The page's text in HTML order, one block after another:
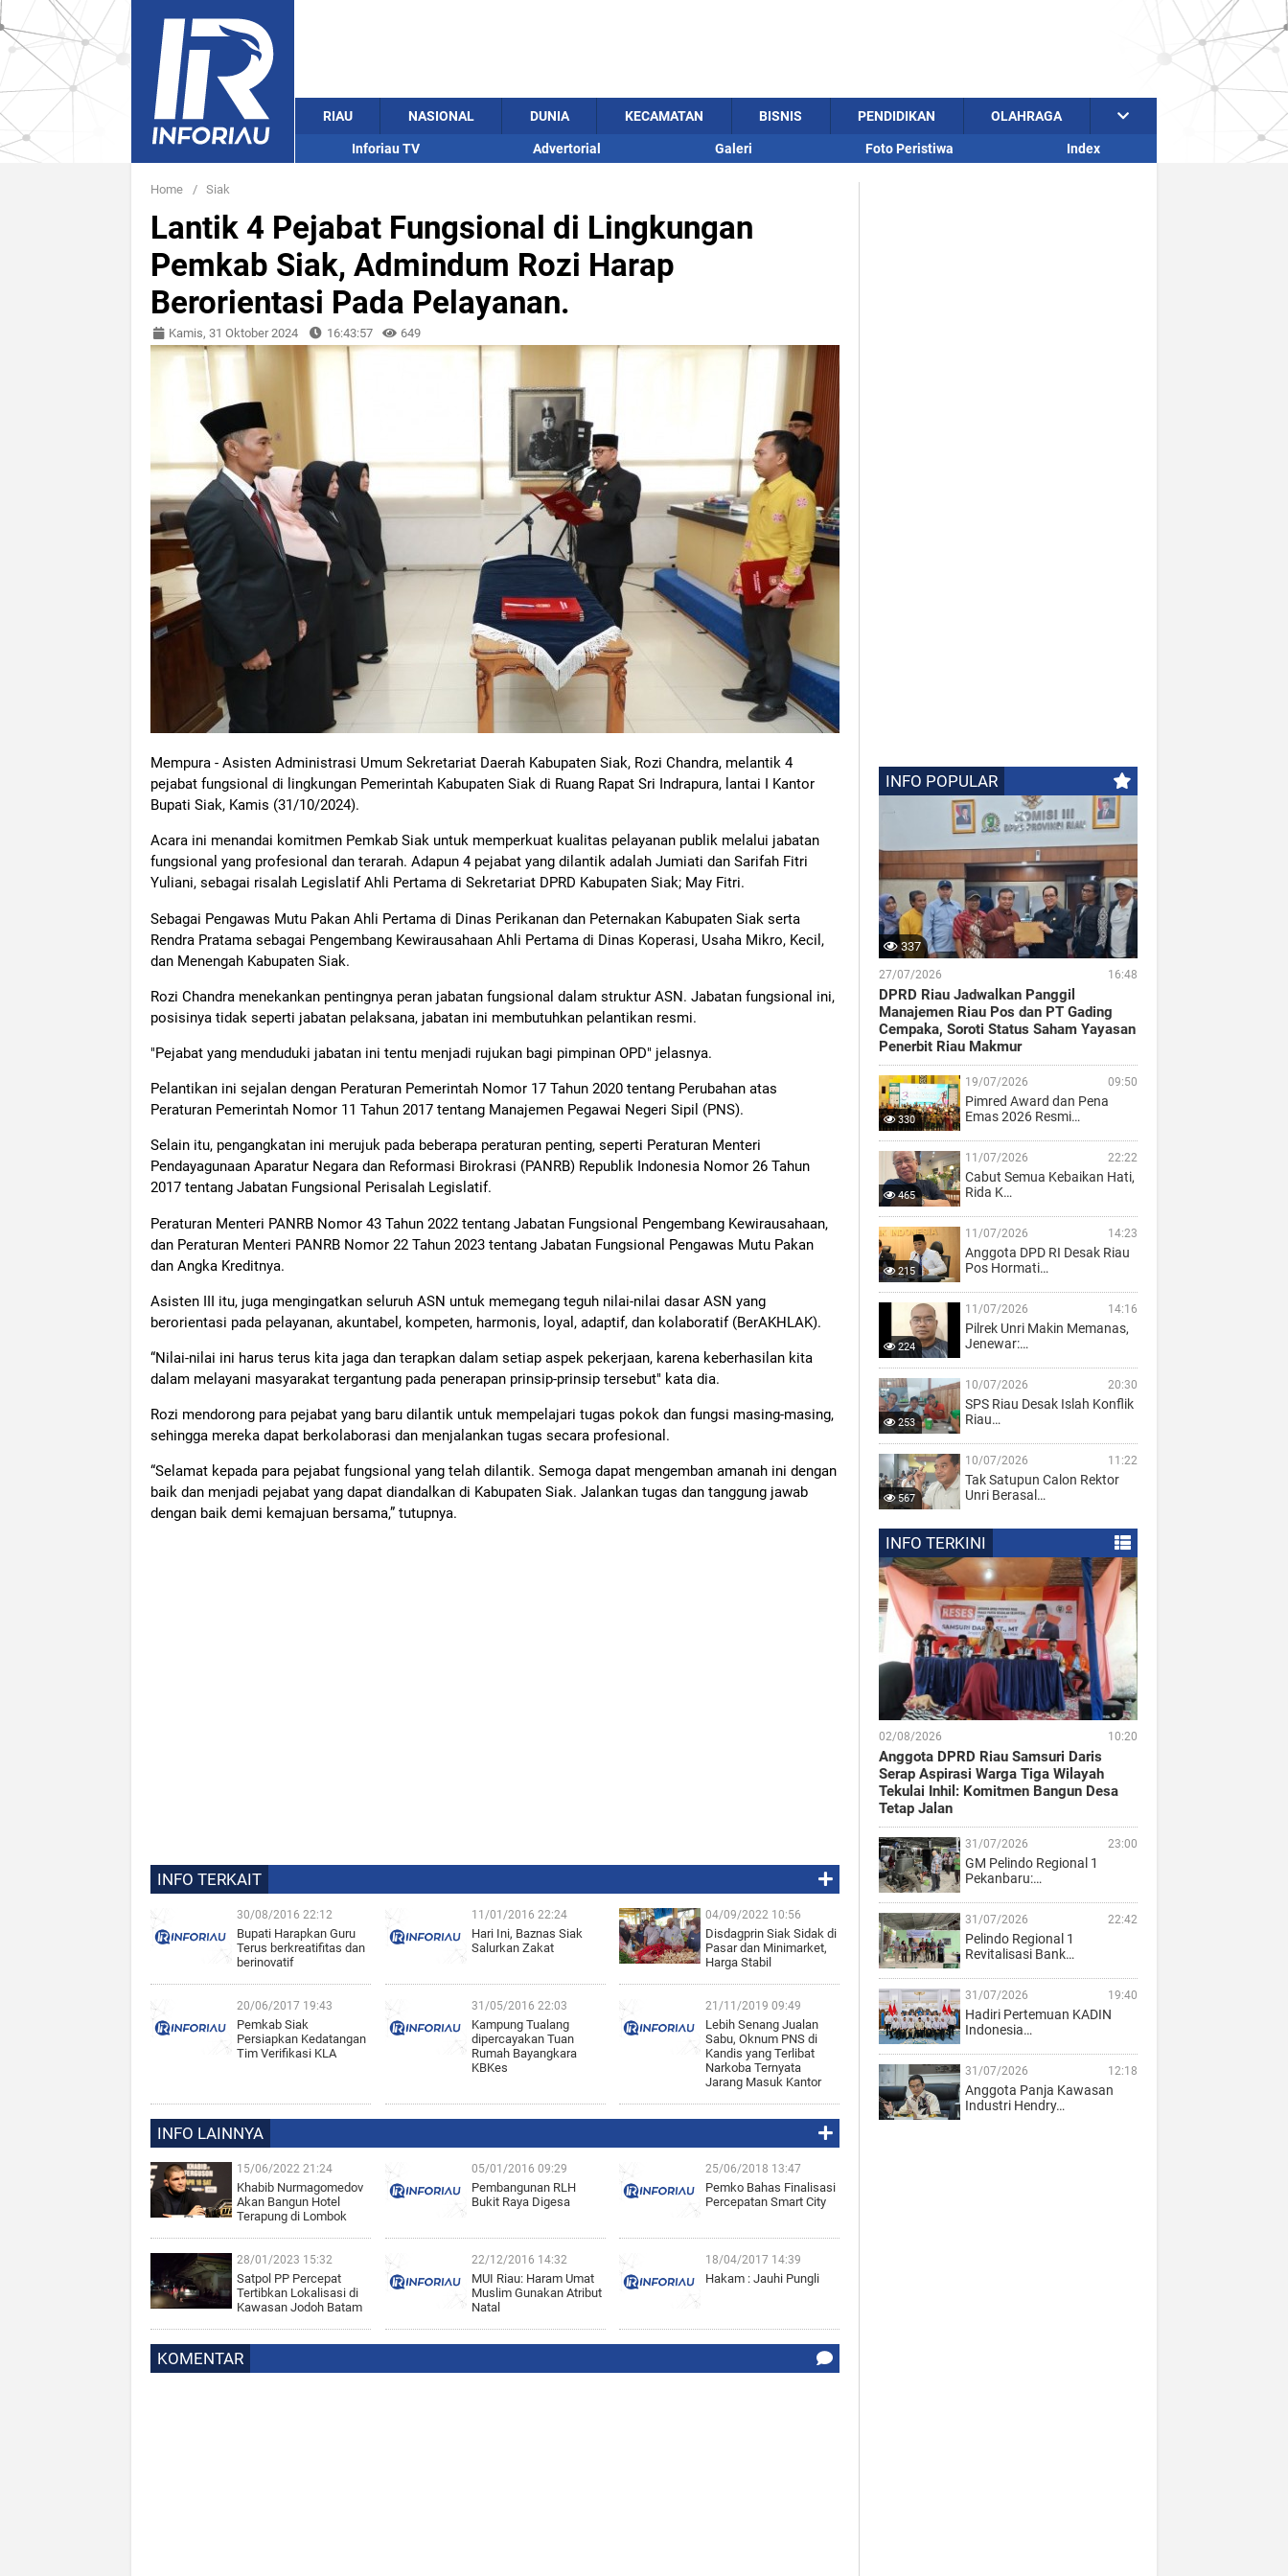
RIAU NASIONAL DUNIA KECAMATAN BISNIS PENDIDIKAN OLAHRAGA
Inforiau TV Advertorial Galeri Foto Peristiwa Index
Home / Siak
Lantik 4 Pejabat Fungsional di Lingkungan
Pemkab Siak, Admindum Rozi Harap
Berorientasi Pada Pelayanan.
Kamis, 31 Oktober 2024 16:43:57 649
Mempura - Asisten Administrasi Umum Sekretariat Daerah Kabupaten Siak, Rozi Chandra, melantik 4
pejabat fungsional di lingkungan Pemerintah Kabupaten Siak di Ruang Rapat Sri Indrapura, lantai I Kantor
Bupati Siak, Kamis (31/10/2024).
Acara ini menandai komitmen Pemkab Siak untuk memperkuat kualitas pelayanan publik melalui jabatan
fungsional yang profesional dan terarah. Adapun 4 pejabat yang dilantik adalah Jumiati dan Sarifah Fitri
Yuliani, sebagai risalah Legislatif Ahli Pertama di Sekretariat DPRD Kabupaten Siak; May Fitri.
Sebagai Pengawas Mutu Pakan Ahli Pertama di Dinas Perikanan dan Peternakan Kabupaten Siak serta
Rendra Pratama sebagai Pengembang Kewirausahaan Ahli Pertama di Dinas Koperasi, Usaha Mikro, Kecil,
dan Menengah Kabupaten Siak.
Rozi Chandra menekankan pentingnya peran jabatan fungsional dalam struktur ASN. Jabatan fungsional ini,
posisinya tidak seperti jabatan pelaksana, jabatan ini membutuhkan pelantikan resmi.
"Pejabat yang menduduki jabatan ini tentu menjadi rujukan bagi pimpinan OPD" jelasnya.
Pelantikan ini sejalan dengan Peraturan Pemerintah Nomor 17 Tahun 2020 tentang Perubahan atas
Peraturan Pemerintah Nomor 11 Tahun 2017 tentang Manajemen Pegawai Negeri Sipil (PNS).
Selain itu, pengangkatan ini merujuk pada beberapa peraturan penting, seperti Peraturan Menteri
Pendayagunaan Aparatur Negara dan Reformasi Birokrasi (PANRB) Republik Indonesia Nomor 26 Tahun
2017 tentang Jabatan Fungsional Perisalah Legislatif.
Peraturan Menteri PANRB Nomor 43 Tahun 2022 tentang Jabatan Fungsional Pengembang Kewirausahaan,
dan Peraturan Menteri PANRB Nomor 22 Tahun 2023 tentang Jabatan Fungsional Pengawas Mutu Pakan
dan Angka Kreditnya.
Asisten III itu, juga mengingatkan seluruh ASN untuk memegang teguh nilai-nilai dasar ASN yang
berorientasi pada pelayanan, akuntabel, kompeten, harmonis, loyal, adaptif, dan kolaboratif (BerAKHLAK).
“Nilai-nilai ini harus terus kita jaga dan terapkan dalam setiap aspek pekerjaan, karena keberhasilan kita
dalam melayani masyarakat tergantung pada penerapan prinsip-prinsip tersebut" kata dia.
Rozi mendorong para pejabat yang baru dilantik untuk mempelajari tugas pokok dan fungsi masing-masing,
sehingga mereka dapat berkolaborasi dan menjalankan tugas secara profesional.
“Selamat kepada para pejabat fungsional yang telah dilantik. Semoga dapat mengemban amanah ini dengan
baik dan menjadi pejabat yang dapat diandalkan di Kabupaten Siak. Jalankan tugas dan tanggung jawab
dengan baik demi kemajuan bersama,” tutupnya.
INFO TERKAIT
30/08/2016 22:12
Bupati Harapkan Guru
Terus berkreatifitas dan
berinovatif
11/01/2016 22:24
Hari Ini, Baznas Siak
Salurkan Zakat
04/09/2022 10:56
Disdagprin Siak Sidak di
Pasar dan Minimarket,
Harga Stabil
20/06/2017 19:43
Pemkab Siak
Persiapkan Kedatangan
Tim Verifikasi KLA
31/05/2016 22:03
Kampung Tualang
dipercayakan Tuan
Rumah Bayangkara
KBKes
21/11/2019 09:49
Lebih Senang Jualan
Sabu, Oknum PNS di
Kandis yang Terlibat
Narkoba Ternyata
Jarang Masuk Kantor
INFO LAINNYA
15/06/2022 21:24
Khabib Nurmagomedov
Akan Bangun Hotel
Terapung di Lombok
05/01/2016 09:29
Pembangunan RLH
Bukit Raya Digesa
25/06/2018 13:47
Pemko Bahas Finalisasi
Percepatan Smart City
28/01/2023 15:32
Satpol PP Percepat
Tertibkan Lokalisasi di
Kawasan Jodoh Batam
22/12/2016 14:32
MUI Riau: Haram Umat
Muslim Gunakan Atribut
Natal
18/04/2017 14:39
Hakam : Jauhi Pungli
KOMENTAR
INFO POPULAR
337
27/07/2026 16:48
DPRD Riau Jadwalkan Panggil
Manajemen Riau Pos dan PT Gading
Cempaka, Soroti Status Saham Yayasan
Penerbit Riau Makmur
330
19/07/2026 09:50
Pimred Award dan Pena
Emas 2026 Resmi…
465
11/07/2026 22:22
Cabut Semua Kebaikan Hati,
Rida K…
215
11/07/2026 14:23
Anggota DPD RI Desak Riau
Pos Hormati…
224
11/07/2026 14:16
Pilrek Unri Makin Memanas,
Jenewar:…
253
10/07/2026 20:30
SPS Riau Desak Islah Konflik
Riau…
567
10/07/2026 11:22
Tak Satupun Calon Rektor
Unri Berasal…
INFO TERKINI
02/08/2026 10:20
Anggota DPRD Riau Samsuri Daris
Serap Aspirasi Warga Tiga Wilayah
Tekulai Inhil: Komitmen Bangun Desa
Tetap Jalan
31/07/2026 23:00
GM Pelindo Regional 1
Pekanbaru:…
31/07/2026 22:42
Pelindo Regional 1
Revitalisasi Bank…
31/07/2026 19:40
Hadiri Pertemuan KADIN
Indonesia…
31/07/2026 12:18
Anggota Panja Kawasan
Industri Hendry…